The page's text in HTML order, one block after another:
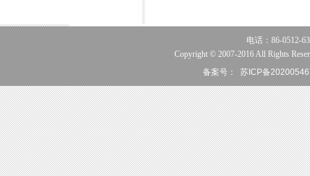
电话：86-0512-
Copyright © 2007-2016 All Rights
备案号：
苏ICP备